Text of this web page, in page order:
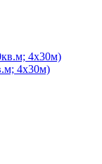
4х30м)